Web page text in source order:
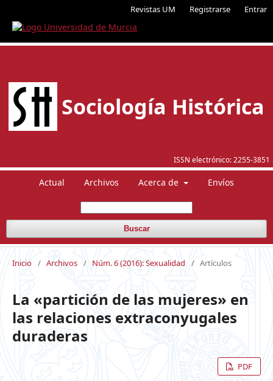
Revistas UM Registrarse Entrar
ISSN electrónico: 2255-3851
Sociología Histórica
Actual Archivos Acerca de Envíos
Buscar
Inicio / Archivos / Núm. 6 (2016): Sexualidad / Artículos
La «partición de las mujeres» en
las relaciones extraconyugales
duraderas
PDF